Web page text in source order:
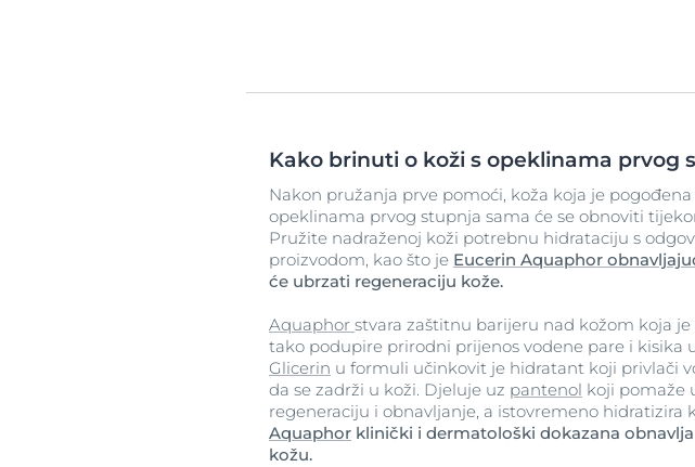
Kako brinuti o koži s opeklinama prvog
Nakon pružanja prve pomoći, koža koja je
opeklinama prvog stupnja sama će se obnoviti
Pružite nadraženoj koži potrebnu hidrataciju s
proizvodom, kao što je Eucerin Aquaphor
će ubrzati regeneraciju kože.
Aquaphor stvara zaštitnu barijeru nad kožom koja
tako podupire prirodni prijenos vodene pare i kisika
Glicerin u formuli učinkovit je hidratant koji privlači
da se zadrži u koži. Djeluje uz pantenol koji pomaže
regeneraciju i obnavljanje, a istovremeno hidratizira
Aquaphor klinički i dermatološki dokazana
kožu.